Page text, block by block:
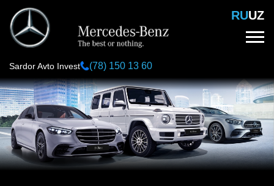
Перейти
основному
содержанию
RUUZ
Sardor Avto Invest (78) 150 13 60